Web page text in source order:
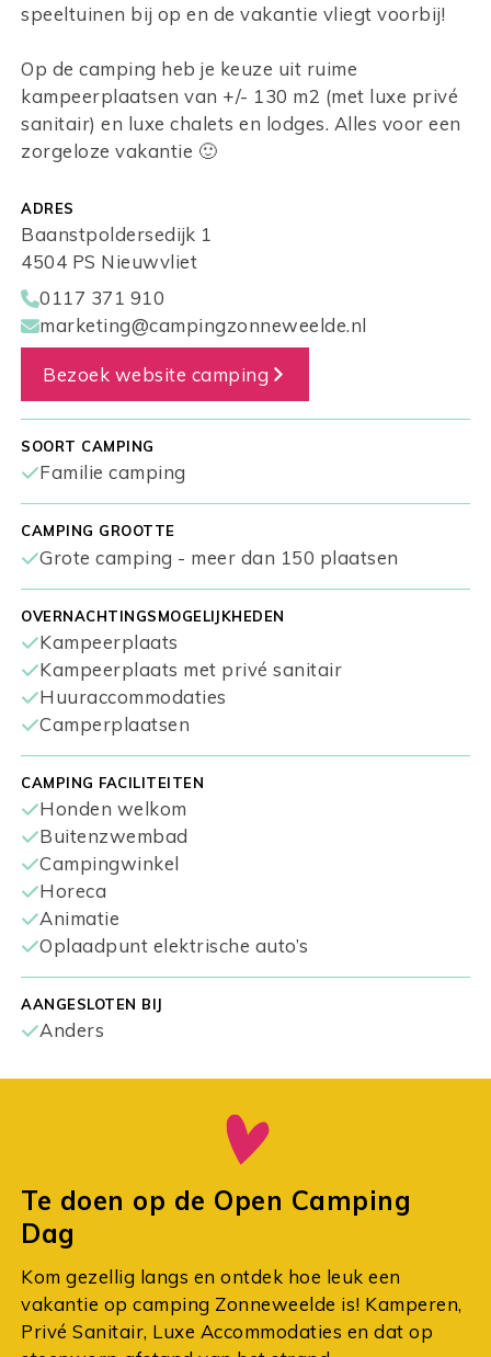
speeltuinen bij op en de vakantie vliegt voorbij!
Op de camping heb je keuze uit ruime
kampeerplaatsen van +/- 130 m2 (met luxe privé
sanitair) en luxe chalets en lodges. Alles voor een
zorgeloze vakantie 🙂
ADRES
Baanstpoldersedijk 1
4504 PS Nieuwvliet
0117 371 910
marketing@campingzonneweelde.nl
Bezoek website camping
SOORT CAMPING
Familie camping
CAMPING GROOTTE
Grote camping - meer dan 150 plaatsen
OVERNACHTINGSMOGELIJKHEDEN
Kampeerplaats
Kampeerplaats met privé sanitair
Huuraccommodaties
Camperplaatsen
CAMPING FACILITEITEN
Honden welkom
Buitenzwembad
Campingwinkel
Horeca
Animatie
Oplaadpunt elektrische auto’s
AANGESLOTEN BIJ
Anders
Te doen op de Open Camping
Dag
Kom gezellig langs en ontdek hoe leuk een
vakantie op camping Zonneweelde is! Kamperen,
Privé Sanitair, Luxe Accommodaties en dat op